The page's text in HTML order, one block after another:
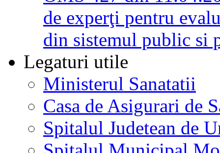
de experţi pentru
din sistemul public si
Legaturi utile
Ministerul Sanatatii
Casa de Asigurari de
Spitalul Judetean de